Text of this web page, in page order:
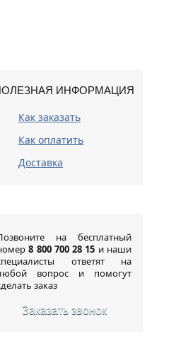
ИНФОРМАЦИЯ
Как заказать
Как оплатить
Доставка
на бесплатный
8 800 700 28 15 и наши
ответят на
вопрос и помогут
заказ
Заказать звонок